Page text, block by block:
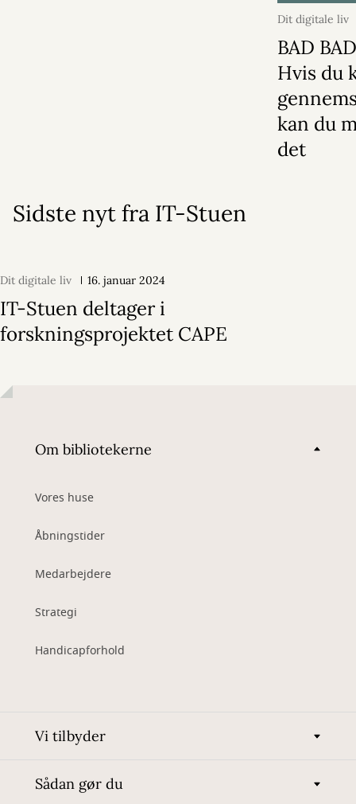
Dit digitale liv
2024
BAD
Hvis du
kan du
det
Sidste nyt fra IT-Stuen
Dit digitale liv 16. januar 2024
IT-Stuen deltager i
forskningsprojektet CAPE
Om bibliotekerne
Vores huse
Åbningstider
Medarbejdere
Strategi
Handicapforhold
Vi tilbyder
Sådan gør du